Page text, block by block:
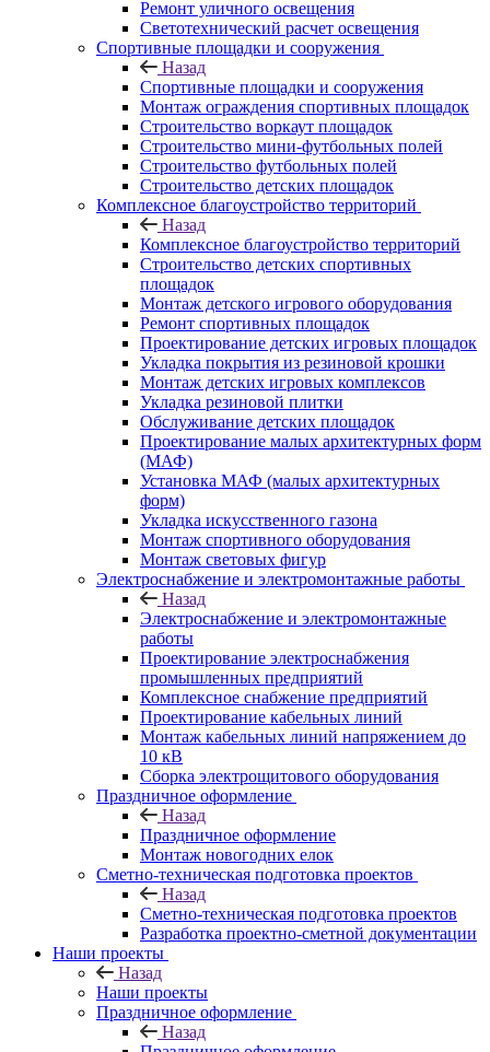
Ремонт уличного освещения
Светотехнический расчет освещения
Спортивные площадки и сооружения
Назад
Спортивные площадки и сооружения
Монтаж ограждения спортивных площадок
Строительство воркаут площадок
Строительство мини-футбольных полей
Строительство футбольных полей
Строительство детских площадок
Комплексное благоустройство территорий
Назад
Комплексное благоустройство территорий
Строительство детских спортивных
площадок
Монтаж детского игрового оборудования
Ремонт спортивных площадок
Проектирование детских игровых площадок
Укладка покрытия из резиновой крошки
Монтаж детских игровых комплексов
Укладка резиновой плитки
Обслуживание детских площадок
Проектирование малых архитектурных форм
(МАФ)
Установка МАФ (малых архитектурных
форм)
Укладка искусственного газона
Монтаж спортивного оборудования
Монтаж световых фигур
Электроснабжение и электромонтажные работы
Назад
Электроснабжение и электромонтажные
работы
Проектирование электроснабжения
промышленных предприятий
Комплексное снабжение предприятий
Проектирование кабельных линий
Монтаж кабельных линий напряжением до
10 кВ
Сборка электрощитового оборудования
Праздничное оформление
Назад
Праздничное оформление
Монтаж новогодних елок
Сметно-техническая подготовка проектов
Назад
Сметно-техническая подготовка проектов
Разработка проектно-сметной документации
Наши проекты
Назад
Наши проекты
Праздничное оформление
Назад